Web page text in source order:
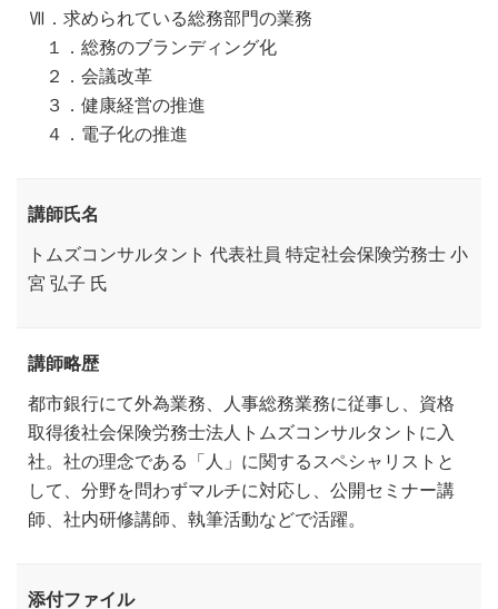
Ⅶ．求められている総務部門の業務
１．総務のブランディング化
２．会議改革
３．健康経営の推進
４．電子化の推進
講師氏名
トムズコンサルタント 代表社員 特定社会保険労務士 小
宮 弘子 氏
講師略歴
都市銀行にて外為業務、人事総務業務に従事し、資格
取得後社会保険労務士法人トムズコンサルタントに入
社。社の理念である「人」に関するスペシャリストと
して、分野を問わずマルチに対応し、公開セミナー講
師、社内研修講師、執筆活動などで活躍。
添付ファイル